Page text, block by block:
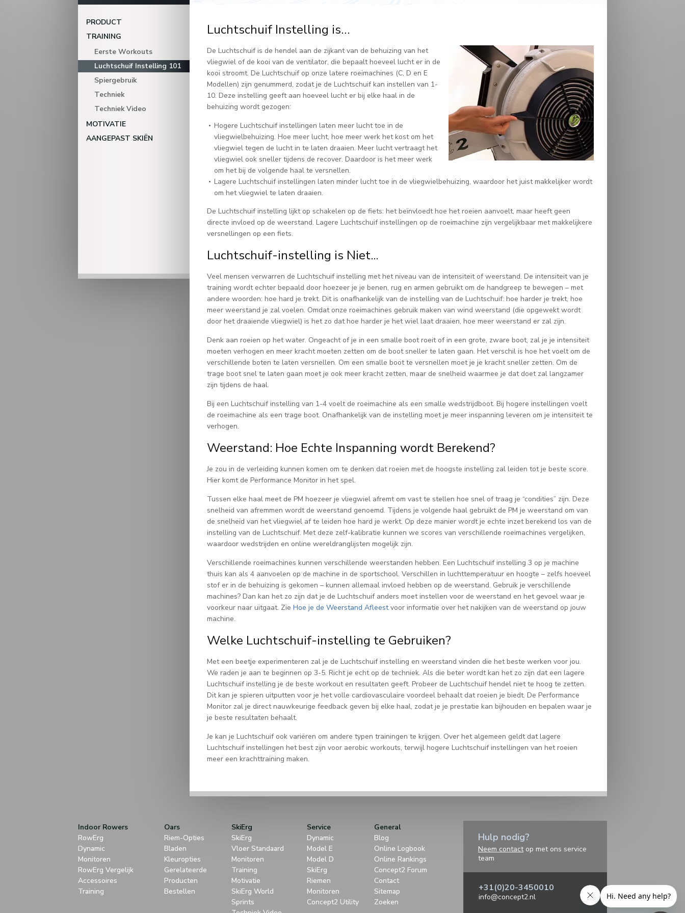
PRODUCT
TRAINING
Eerste Workouts
Luchtschuif Instelling 101
Spiergebruik
Techniek
Techniek Video
MOTIVATIE
AANGEPAST SKIËN
Luchtschuif Instelling is…
De Luchtschuif is de hendel aan de zijkant van de behuizing van het
vliegwiel of de kooi van de ventilator, die bepaalt hoeveel lucht er in de
kooi stroomt. De Luchtschuif op onze latere roeimachines (C, D en E
Modellen) zijn genummerd, zodat je de Luchtschuif kan instellen van 1-
10. Deze instelling geeft aan hoeveel lucht er bij elke haal in de
behuizing wordt gezogen:
Hogere Luchtschuif instellingen laten meer lucht toe in de
vliegwielbehuizing. Hoe meer lucht, hoe meer werk het kost om het
vliegwiel tegen de lucht in te laten draaien. Meer lucht vertraagt het
vliegwiel ook sneller tijdens de recover. Daardoor is het meer werk
om het bij de volgende haal te versnellen.
Lagere Luchtschuif instellingen laten minder lucht toe in de vliegwielbehuizing, waardoor het juist makkelijker wordt
om het vliegwiel te laten draaien.
De Luchtschuif instelling lijkt op schakelen op de fiets: het beïnvloedt hoe het roeien aanvoelt, maar heeft geen
directe invloed op de weerstand. Lagere Luchtschuif instellingen op de roeimachine zijn vergelijkbaar met makkelijkere
versnellingen op een fiets.
Luchtschuif-instelling is Niet...
Veel mensen verwarren de Luchtschuif instelling met het niveau van de intensiteit of weerstand. De intensiteit van je
training wordt echter bepaald door hoezeer je je benen, rug en armen gebruikt om de handgreep te bewegen – met
andere woorden: hoe hard je trekt. Dit is onafhankelijk van de instelling van de Luchtschuif: hoe harder je trekt, hoe
meer weerstand je zal voelen. Omdat onze roeimachines gebruik maken van wind weerstand (die opgewekt wordt
door het draaiende vliegwiel) is het zo dat hoe harder je het wiel laat draaien, hoe meer weerstand er zal zijn.
Denk aan roeien op het water. Ongeacht of je in een smalle boot roeit of in een grote, zware boot, zal je je intensiteit
moeten verhogen en meer kracht moeten zetten om de boot sneller te laten gaan. Het verschil is hoe het voelt om de
verschillende boten te laten versnellen. Om een smalle boot te versnellen moet je je kracht sneller zetten. Om de
trage boot snel te laten gaan moet je ook meer kracht zetten, maar de snelheid waarmee je dat doet zal langzamer
zijn tijdens de haal.
Bij een Luchtschuif instelling van 1-4 voelt de roeimachine als een smalle wedstrijdboot. Bij hogere instellingen voelt
de roeimachine als een trage boot. Onafhankelijk van de instelling moet je meer inspanning leveren om je intensiteit te
verhogen.
Weerstand: Hoe Echte Inspanning wordt Berekend?
Je zou in de verleiding kunnen komen om te denken dat roeien met de hoogste instelling zal leiden tot je beste score.
Hier komt de Performance Monitor in het spel.
Tussen elke haal meet de PM hoezeer je vliegwiel afremt om vast te stellen hoe snel of traag je “condities” zijn. Deze
snelheid van afremmen wordt de weerstand genoemd. Tijdens je volgende haal gebruikt de PM je weerstand om van
de snelheid van het vliegwiel af te leiden hoe hard je werkt. Op deze manier wordt je echte inzet berekend los van de
instelling van de Luchtschuif. Met deze zelf-kalibratie kunnen we scores van verschillende roeimachines vergelijken,
waardoor wedstrijden en online wereldranglijsten mogelijk zijn.
Verschillende roeimachines kunnen verschillende weerstanden hebben. Een Luchtschuif instelling 3 op je machine
thuis kan als 4 aanvoelen op de machine in de sportschool. Verschillen in luchttemperatuur en hoogte – zelfs hoeveel
stof er in de behuizing is gekomen – kunnen allemaal invloed hebben op de weerstand. Gebruik je verschillende
machines? Dan kan het zo zijn dat je de Luchtschuif anders moet instellen voor de weerstand en het gevoel waar je
voorkeur naar uitgaat. Zie Hoe je de Weerstand Afleestvoor informatie over het nakijken van de weerstand op jouw
machine.
Welke Luchtschuif-instelling te Gebruiken?
Met een beetje experimenteren zal je de Luchtschuif instelling en weerstand vinden die het beste werken voor jou.
We raden je aan te beginnen op 3-5. Richt je echt op de techniek. Als die beter wordt kan het zo zijn dat een lagere
Luchtschuif instelling je de beste workout en resultaten geeft. Probeer de Luchtschuif hendel niet te hoog te zetten.
Dit kan je spieren uitputten voor je het volle cardiovasculaire voordeel behaalt dat roeien je biedt. De Performance
Monitor zal je direct nauwkeurige feedback geven bij elke haal, zodat je je prestatie kan bijhouden en bepalen waar je
je beste resultaten behaalt.
Je kan je Luchtschuif ook variëren om andere typen trainingen te krijgen. Over het algemeen geldt dat lagere
Luchtschuif instellingen het best zijn voor aerobic workouts, terwijl hogere Luchtschuif instellingen van het roeien
meer een krachttraining maken.
Indoor Rowers
RowErg
Dynamic
Monitoren
RowErg Vergelijk
Accessoires
Training
Oars
Riem-Opties
Bladen
Kleuropties
Gerelateerde
Producten
Bestellen
SkiErg
SkiErg
Vloer Standaard
Monitoren
Training
Motivatie
SkiErg World
Sprints
Service
Dynamic
Model E
Model D
SkiErg
Riemen
Monitoren
Concept2 Utility
General
Blog
Online Logbook
Online Rankings
Concept2 Forum
Contact
Sitemap
Zoeken
Hulp nodig?
Neem contactop met ons service
team
+31(0)20-3450010
info@concept2.nl